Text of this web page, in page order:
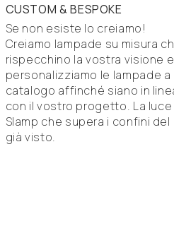
CUSTOM & BESPOKE
Se non esiste lo creiamo!
Creiamo lampade su misura
rispecchino la vostra visione e
personalizziamo le lampade a
catalogo affinché siano in
con il vostro progetto. La luce
Slamp che supera i confini del
già visto.